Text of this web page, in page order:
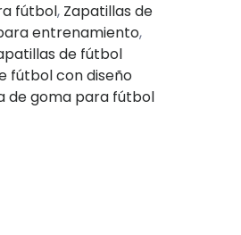
fútbol, Zapatillas de
entrenamiento,
de fútbol
fútbol con diseño
de goma para fútbol